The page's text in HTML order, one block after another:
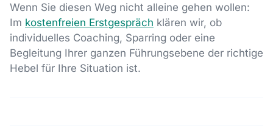
Wenn Sie diesen Weg nicht alleine gehen wollen:
Im kostenfreien Erstgespräch klären wir, ob
individuelles Coaching, Sparring oder eine
Begleitung Ihrer ganzen Führungsebene der richtige
Hebel für Ihre Situation ist.